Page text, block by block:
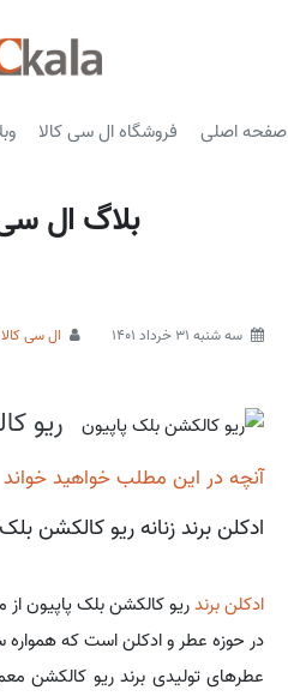
صفحه اصلی فروشگاه ال سی کالا
بلاگ ال
سه شنبه 31 خرداد 1401 ال سی کالا
ریو
آنچه در این مطلب خواهید خواند
ادکلن برند زنانه ریو کالکشن
ادکلن برندریو کالکشن بلک پاپیون
در حوزه عطر و ادکلن است که